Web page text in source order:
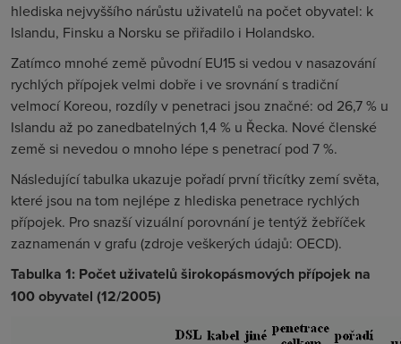
hlediska nejvyššího nárůstu uživatelů na počet obyvatel: k
Islandu, Finsku a Norsku se přiřadilo i Holandsko.
Zatímco mnohé země původní EU15 si vedou v nasazování
rychlých přípojek velmi dobře i ve srovnání s tradiční
velmocí Koreou, rozdíly v penetraci jsou značné: od 26,7 % u
Islandu až po zanedbatelných 1,4 % u Řecka. Nové členské
země si nevedou o mnoho lépe s penetrací pod 7 %.
Následující tabulka ukazuje pořadí první třicítky zemí světa,
které jsou na tom nejlépe z hlediska penetrace rychlých
přípojek. Pro snazší vizuální porovnání je tentýž žebříček
zaznamenán v grafu (zdroje veškerých údajů: OECD).
Tabulka 1: Počet uživatelů širokopásmových přípojek na
100 obyvatel (12/2005)